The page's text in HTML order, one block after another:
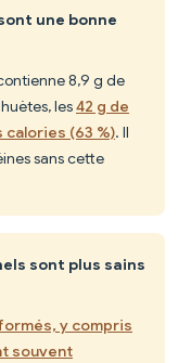
une bonne
8,9 g de
les42 g de
(63 %). Il
sans cette
sont plus sains
y compris
souvent